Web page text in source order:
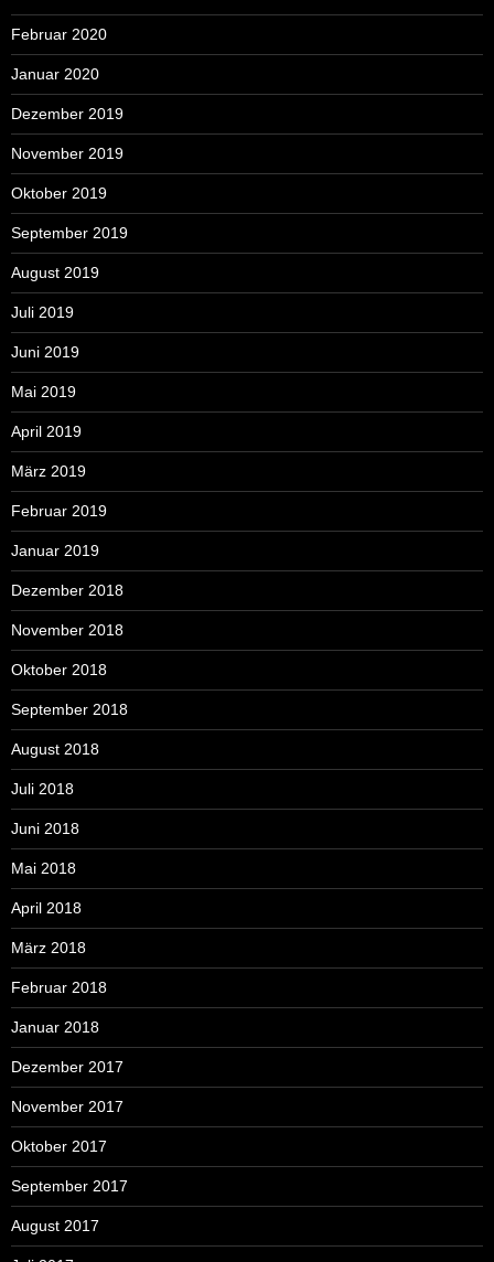
Februar 2020
Januar 2020
Dezember 2019
November 2019
Oktober 2019
September 2019
August 2019
Juli 2019
Juni 2019
Mai 2019
April 2019
März 2019
Februar 2019
Januar 2019
Dezember 2018
November 2018
Oktober 2018
September 2018
August 2018
Juli 2018
Juni 2018
Mai 2018
April 2018
März 2018
Februar 2018
Januar 2018
Dezember 2017
November 2017
Oktober 2017
September 2017
August 2017